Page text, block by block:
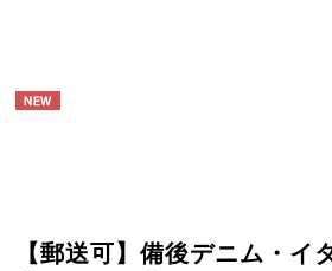
【郵送可】備後デニム・イ